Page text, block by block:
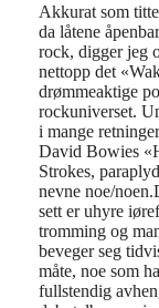
Akkurat som
da låtene
rock, digger jeg
nettopp det
drømmeaktige
rockuniverset.
i mange
David Bowies
Strokes,
nevne noe/
sett er uhyre
tromming og
beveger seg
måte, noe som
fullstendig